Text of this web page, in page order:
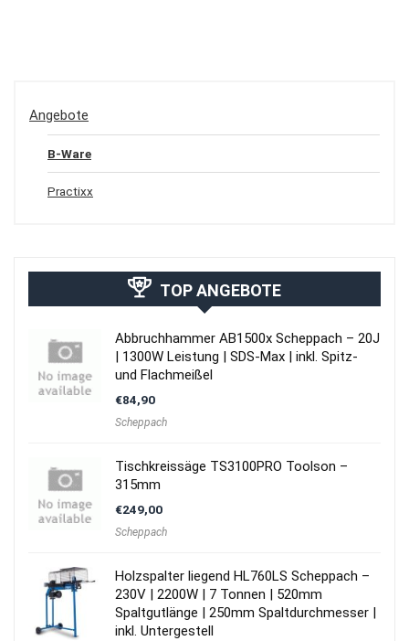
Angebote
B-Ware
Practixx
TOP ANGEBOTE
Abbruchhammer AB1500x Scheppach – 20J
| 1300W Leistung | SDS-Max | inkl. Spitz-
und Flachmeißel
€84,90
Scheppach
Tischkreissäge TS3100PRO Toolson –
315mm
€249,00
Scheppach
Holzspalter liegend HL760LS Scheppach –
230V | 2200W | 7 Tonnen | 520mm
Spaltgutlänge | 250mm Spaltdurchmesser |
inkl. Untergestell